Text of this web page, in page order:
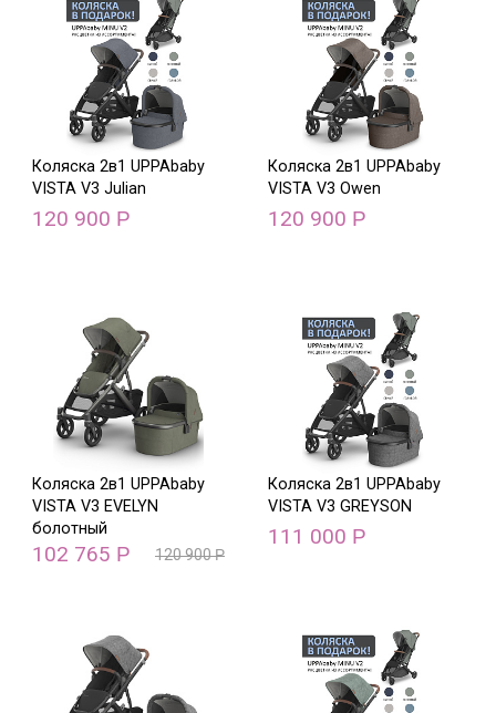
Коляска 2в1 UPPAbaby
VISTA V3 Julian
120 900 Р
Коляска 2в1 UPPAbaby
VISTA V3 Owen
120 900 Р
Коляска 2в1 UPPAbaby
VISTA V3 EVELYN
болотный
102 765 Р 120 900Р
Коляска 2в1 UPPAbaby
VISTA V3 GREYSON
111 000 Р